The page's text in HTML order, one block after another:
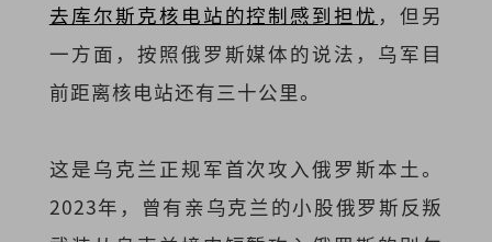
去库尔斯克核电站的控制感到担忧 ，但另
一方面，按照俄罗斯媒体的说法，乌军目
前距离核电站还有三十公里。
这是乌克兰正规军首次攻入俄罗斯本土。
2023年，曾有亲乌克兰的小股俄罗斯反叛